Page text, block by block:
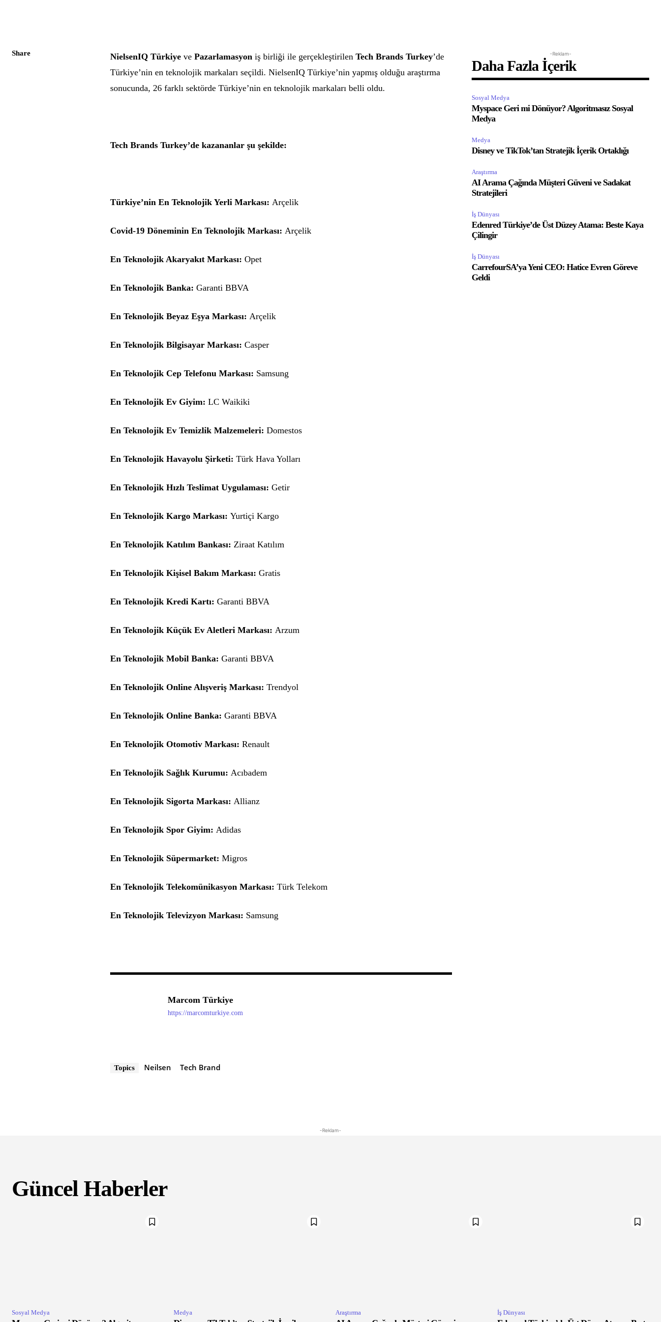
Share NielsenIQ Türkiye vePazarlamasyon iş birliği ile gerçekleştirilenTech Brands Turkey’de
Türkiye’nin en teknolojik markaları seçildi. NielsenIQ Türkiye’nin yapmış olduğu araştırma
sonucunda, 26 farklı sektörde Türkiye’nin en teknolojik markaları belli oldu.
Tech Brands Turkey’de kazananlar şu şekilde:
Türkiye’nin En Teknolojik Yerli Markası:Arçelik
Covid-19 Döneminin En Teknolojik Markası:Arçelik
En Teknolojik Akaryakıt Markası: Opet
En Teknolojik Banka: Garanti BBVA
En Teknolojik Beyaz Eşya Markası: Arçelik
En Teknolojik Bilgisayar Markası: Casper
En Teknolojik Cep Telefonu Markası: Samsung
En Teknolojik Ev Giyim: LC Waikiki
En Teknolojik Ev Temizlik Malzemeleri: Domestos
En Teknolojik Havayolu Şirketi: Türk Hava Yolları
En Teknolojik Hızlı Teslimat Uygulaması: Getir
En Teknolojik Kargo Markası: Yurtiçi Kargo
En Teknolojik Katılım Bankası: Ziraat Katılım
En Teknolojik Kişisel Bakım Markası:Gratis
En Teknolojik Kredi Kartı: Garanti BBVA
En Teknolojik Küçük Ev Aletleri Markası: Arzum
En Teknolojik Mobil Banka: Garanti BBVA
En Teknolojik Online Alışveriş Markası: Trendyol
En Teknolojik Online Banka: Garanti BBVA
En Teknolojik Otomotiv Markası: Renault
En Teknolojik Sağlık Kurumu: Acıbadem
En Teknolojik Sigorta Markası: Allianz
En Teknolojik Spor Giyim: Adidas
En Teknolojik Süpermarket:Migros
En Teknolojik Telekomünikasyon Markası:Türk Telekom
En Teknolojik Televizyon Markası: Samsung
Marcom Türkiye
https://marcomturkiye.com
Topics Neilsen Tech Brand
-Reklam-
Daha Fazla İçerik
Sosyal Medya
Myspace Geri mi Dönüyor? Algoritmasız Sosyal
Medya
Medya
Disney ve TikTok’tan Stratejik İçerik Ortaklığı
Araştırma
AI Arama Çağında Müşteri Güveni ve Sadakat
Stratejileri
İş Dünyası
Edenred Türkiye’de Üst Düzey Atama: Beste Kaya
Çilingir
İş Dünyası
CarrefourSA’ya Yeni CEO: Hatice Evren Göreve
Geldi
-Reklam-
Güncel Haberler
Sosyal Medya Medya Araştırma İş Dünyası